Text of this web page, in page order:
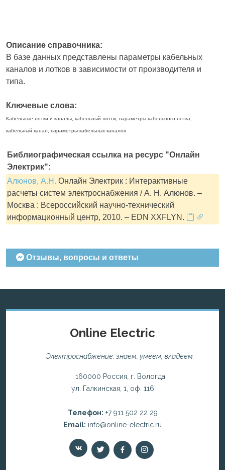
Описание справочника:
В базе данных представлены параметры кабельных
каналов и лотков в зависимости от производителя и
типа.
Ключевые слова:
Кабельные лотки и каналы, кабельный лоток, параметры кабельного лотка,
кабельный канал, параметры кабельных каналов
Библиографическая ссылка на ресурс "Онлайн
Электрик":
Алюнов, А.Н. Онлайн Электрик : Интерактивные
расчеты систем электроснабжения / А. Н. Алюнов. –
Москва : Всероссийский научно-технический
информационный центр, 2010. – EDN XXFLYN.
Отзывы, вопросы и ответы
Online Electric
Электроснабжение: знаем, умеем, владеем.
160000 Россия, г. Вологда
ул. Галкинская, 1, оф. 116
Телефон: +7 911 502 22 29
Email: info@online-electric.ru